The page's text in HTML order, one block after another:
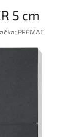
5 cm
PREMAC